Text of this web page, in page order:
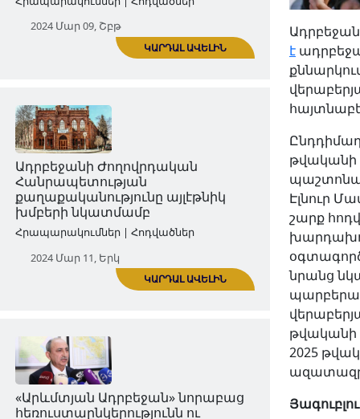
ԿԱՐԴԱԼ ԱՎԵԼԻՆ
Հանրապետության հռչակումը
Հրապարակումներ | Հոդվածներ
2024 Մար 09, Շբթ
ԿԱՐԴԱԼ ԱՎԵԼԻՆ
Ադրբեջանի Ժողովրդական
Հանրապետության
քաղաքականությունը այլէթնիկ
խմբերի նկատմամբ
է
թվականի
Էլնուր
շարք
նրանց
թվականի
2025